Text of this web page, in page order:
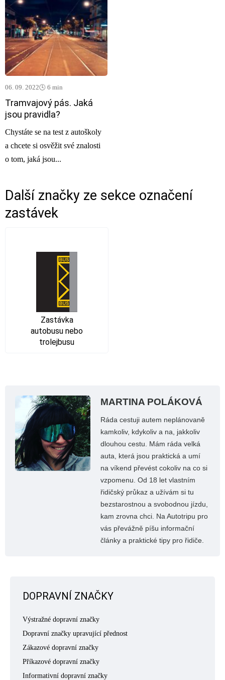
06. 09. 2022🕓 6 min
Tramvajový pás. Jaká
jsou pravidla?
Chystáte se na test z autoškoly
a chcete si osvěžit své znalosti
o tom, jaká jsou...
Další značky ze sekce označení
zastávek
Zastávka
autobusu nebo
trolejbusu
MARTINA POLÁKOVÁ
Ráda cestuji autem neplánovaně
kamkoliv, kdykoliv a na, jakkoliv
dlouhou cestu. Mám ráda velká
auta, která jsou praktická a umí
na víkend převést cokoliv na co si
vzpomenu. Od 18 let vlastním
řidičský průkaz a užívám si tu
bezstarostnou a svobodnou jízdu,
kam zrovna chci. Na Autotripu pro
vás převážně píšu informační
články a praktické tipy pro řidiče.
DOPRAVNÍ ZNAČKY
Výstražné dopravní značky
Dopravní značky upravující přednost
Zákazové dopravní značky
Příkazové dopravní značky
Informativní dopravní značky